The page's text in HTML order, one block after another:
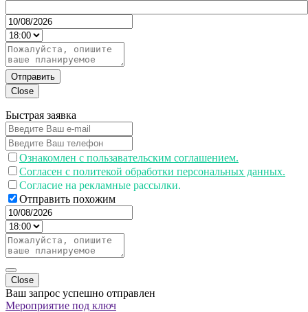
Отправить
Close
Быстрая заявка
Ознакомлен с пользавательским соглашением.
Согласен с политекой обработки персональных данных.
Согласие на рекламные рассылки.
Отправить похожим
Close
Ваш запрос успешно отправлен
Мероприятие под ключ